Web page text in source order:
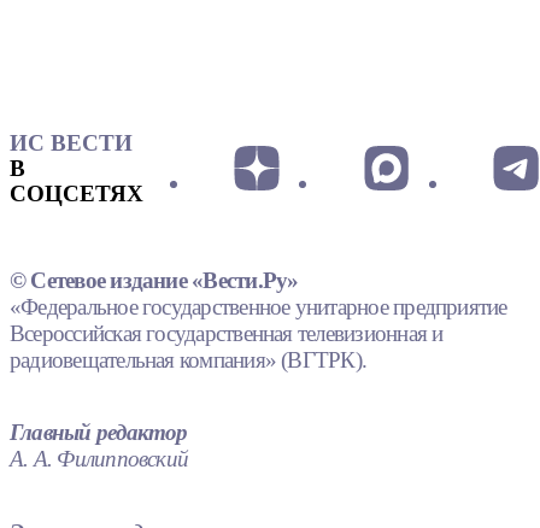
ИС ВЕСТИ
В
СОЦСЕТЯХ
© Сетевое издание «Вести.Ру»
«Федеральное государственное унитарное предприятие
Всероссийская государственная телевизионная и
радиовещательная компания» (ВГТРК).
Главный редактор
А. А. Филипповский